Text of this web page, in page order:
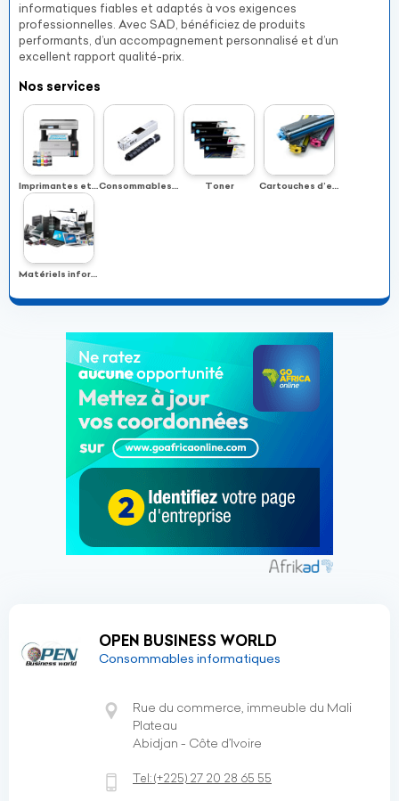
informatiques fiables et adaptés à vos exigences
professionnelles. Avec SAD, bénéficiez de produits
performants, d’un accompagnement personnalisé et d’un
excellent rapport qualité-prix.
Nos services
Imprimantes et solutions d’impression Consommables informatiques Toner Cartouches d’encre
Matériels informatiques performants
OPEN BUSINESS WORLD
Consommables informatiques
Rue du commerce, immeuble du Mali
Plateau
Abidjan - Côte d’Ivoire
Tel:(+225) 27 20 28 65 55